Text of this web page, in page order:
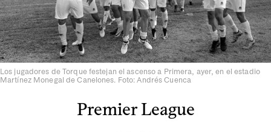
Los jugadores de Torque festejan el ascenso a Primera, ayer, en el estadio
Martínez Monegal de Canelones. Foto: Andrés Cuenca
Premier League